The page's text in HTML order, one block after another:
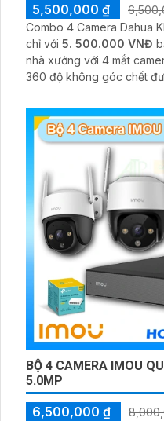
5,500,000 ₫
Combo 4 Camera Dahua
chỉ với 5. 500.000 VNĐ
nhà xưởng với 4 mắt
360 độ không góc chết
BỘ 4 CAMERA IMOU
5.0MP
6,500,000 ₫